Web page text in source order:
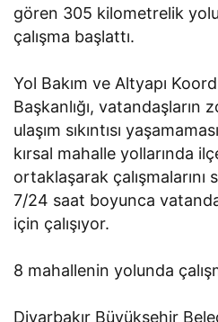
gören 305 kilometrelik
çalışma başlattı.
Yol Bakım ve Altyapı
Başkanlığı, vatandaşların
ulaşım sıkıntısı
kırsal mahalle yollarında
ortaklaşarak çalışmalarını
7/24 saat boyunca
için çalışıyor.
8 mahallenin yolunda
Diyarbakır Büyükşehir